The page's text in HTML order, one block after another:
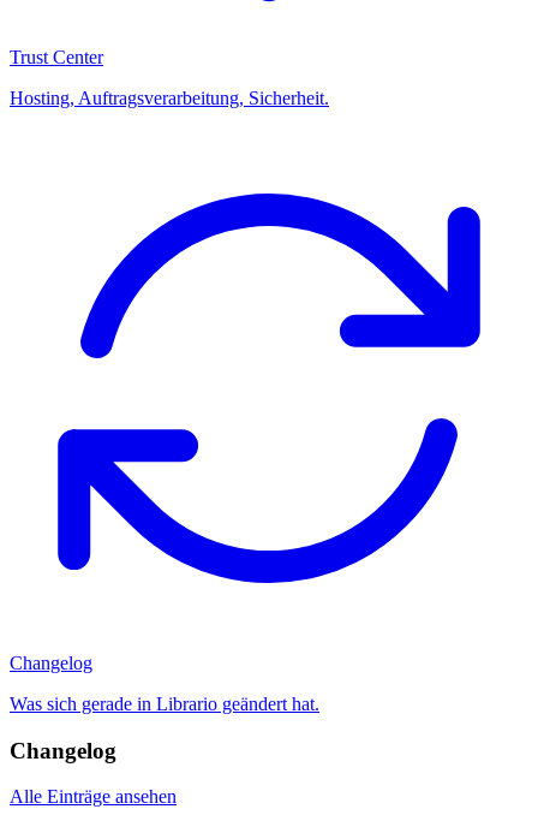
Trust Center
Hosting, Auftragsverarbeitung, Sicherheit.
Changelog
Was sich gerade in Librario geändert hat.
Changelog
Alle Einträge ansehen